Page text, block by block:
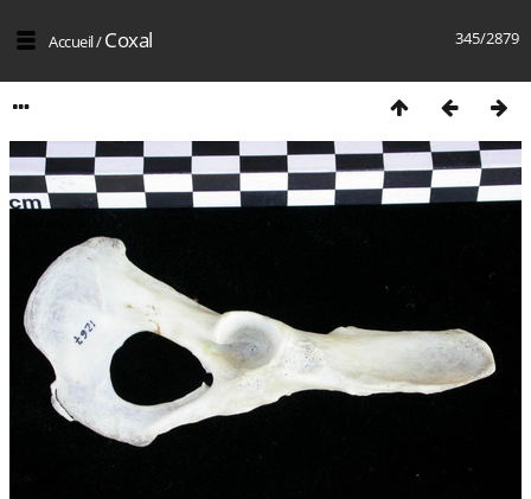
345/2879
Accueil/Coxal